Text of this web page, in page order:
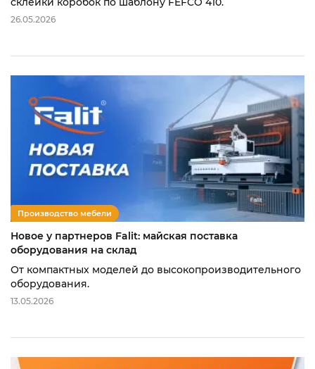
26.05.2026
Производство мебели
Новое у партнеров Falit: майская поставка
оборудования на склад
От компактных моделей до высокопроизводительного
оборудования.
13.05.2026